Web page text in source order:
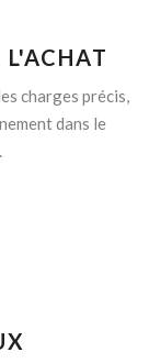
charges précis,
dans le